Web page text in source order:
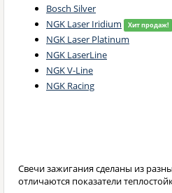
Bosch Silver
NGK Laser Iridium
Хит продаж!
NGK Laser Platinum
NGK LaserLine
NGK V-Line
NGK Racing
Свечи зажигания сделаны из
отличаются показатели